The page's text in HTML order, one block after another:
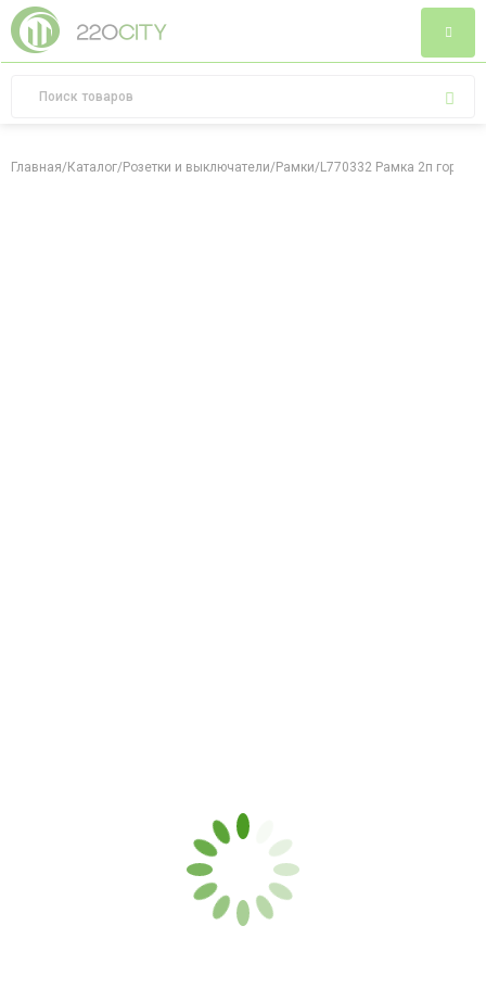
Главная/Каталог/Розетки и выключатели/Рамки/L770332 Рамка 2п гориз